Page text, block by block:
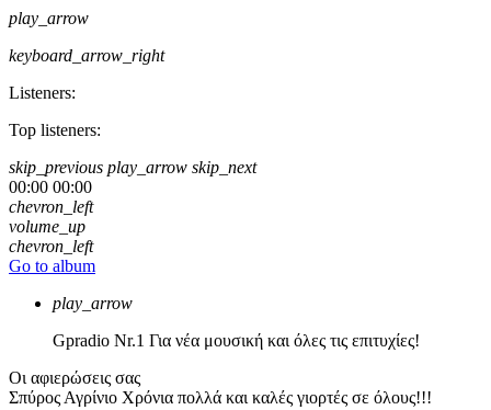
play_arrow
keyboard_arrow_right
Listeners:
Top listeners:
skip_previous play_arrow skip_next
00:00 00:00
chevron_left
volume_up
chevron_left
Go to album
play_arrow
Gpradio Nr.1 Για νέα μουσική και όλες τις επιτυχίες!
Οι αφιερώσεις σας
Σπύρος Αγρίνιο Χρόνια πολλά και καλές γιορτές σε όλους!!!